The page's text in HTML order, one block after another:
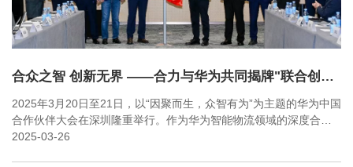
合众之智 创新无界 ——合力与华为共同揭牌"联合创新 · 天工实验室"
2025年3月20日至21日，以“因聚而生，众智有为”为主题的华为中国
合作伙伴大会在深圳隆重举行。作为华为智能物流领域的深度合作
伙伴，安徽合力股份有限公司（以下简称“合力”）全方位呈现全场景
2025-03-26